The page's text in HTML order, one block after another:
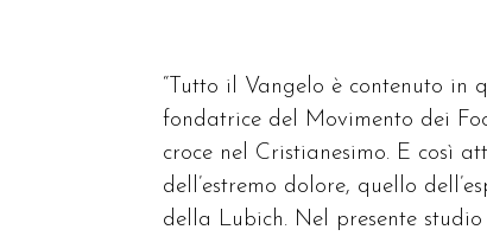
“Tutto il Vangelo è contenuto in
fondatrice del Movimento dei
croce nel Cristianesimo. E così
dell’estremo dolore, quello
della Lubich. Nel presente